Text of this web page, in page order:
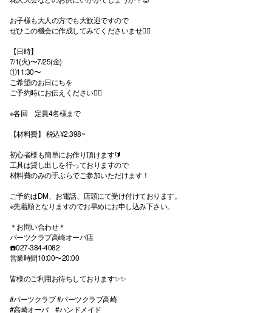
お子様も大人の方でも大歓迎ですので
ぜひこの機会に作成してみてくださいませ🙇‍♀️
【日時】
7/1(火)〜7/25(金)
①11:30〜
ご希望のお日にちを
ご予約時にお伝えください🙇‍♂️
※各回 定員4名様まで
【材料費】 税込¥2,398~
初心者様も簡単にお作り頂けます🔰
工具は貸し出しを行っておりますので
材料費のみの手ぶらでご参加いただけます！
ご予約はDM、お電話、店頭にて受け付けております。
※先着順となりますのでお早めにお申し込み下さい。
＊お問い合わせ＊
パーツクラブ高崎オーパ店
☎️027-384-4082
営業時間10:00〜20:00
皆様のご利用お待ちしております✨✨
#パーツクラブ #パーツクラブ高崎
#高崎オーパ #ハンドメイド